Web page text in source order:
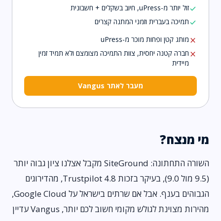
checkזול יותר מ-uPress, חיוב בשקלים + חשבונית
checkתמיכה בעברית וזמני המתנה קצרים
close מותג קטן ופחות מוכר מ-uPress
close חברה קטנה יחסית, צוות התמיכה מצומצם ולא תמיד זמין
מיידית
מעבר לאתר Vangus
מי מנצח?
השורה התחתונה: SiteGround מקבל אצלנו ציון גבוה יותר
(9.5 מול 9.0), בעיקר בזכות Trustpilot 4.8, מהדירוגים
הגבוהים בענף. אבל אם שרתים בישראל על Google Cloud,
מהירות מצוינת לגולש מקומי חשוב לכם יותר, Vangus עדיין